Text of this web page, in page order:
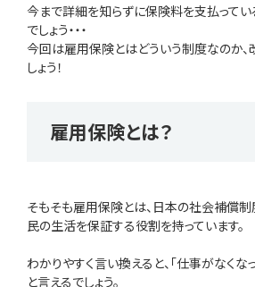
今まで詳細を知らずに保険料を支払ってい
でしょう・・・
今回は雇用保険とはどういう制度なのか、
しょう！
雇用保険とは？
そもそも雇用保険とは、日本の社会補償制
民の生活を保証する役割を持っています。
わかりやすく言い換えると、「仕事がなくな
と言えるでしょう。